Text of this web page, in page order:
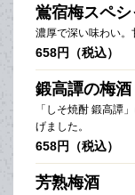
鴬宿梅スペシ
濃厚で深い味わい。
658円（税込）
鍛高譚の梅酒
「しそ焼酎 鍛高譚
げました。
658円（税込）
芳熟梅酒